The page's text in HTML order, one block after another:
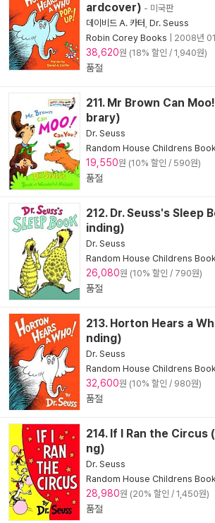
ardcover) - 미국판
데이비드 A. 카터 Dr. Seuss
Robin Corey Books
2008년
38,620원 (18% 할인 / 1,940원)
품절
211. Mr Brown Can
brary)
Dr. Seuss
Random House Childrens
19,550원 (10% 할인 / 590원)
품절
212. Dr. Seuss's Sleep
inding)
Dr. Seuss
Random House Childrens
26,080원 (10% 할인 / 790원)
품절
213. Horton Hears a
nding)
Dr. Seuss
Random House Childrens
32,600원 (10% 할인 / 980원)
품절
214. If I Ran the Circus
ng)
Dr. Seuss
Random House Childrens
28,980원 (20% 할인 / 1,450원)
품절